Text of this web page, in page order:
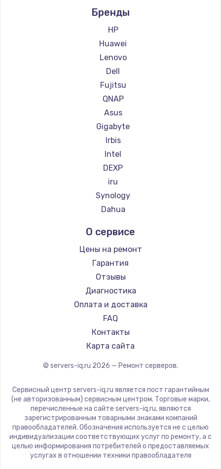
900 руб.
Заказать
Замена сенсорного датчика
1300 руб.
Заказать
Замена сигнальной лампы
1200 руб.
Заказать
Замена системной платы
Заказать
2500 руб.
Заказать
Замена электроконфорки
Заказать
Техобслуживание
1300 руб.
Заказать
Прошивка
1400 руб.
Бренды
HP
Huawei
Lenovo
Dell
Fujitsu
QNAP
Asus
Gigabyte
Irbis
Intel
DEXP
iru
Synology
Dahua
О сервисе
Цены на ремонт
Гарантия
Отзывы
Диагностика
Оплата и доставка
FAQ
Контакты
Карта сайта
© servers-iq.ru 2026 — Ремонт серверов.
Сервисный центр servers-iq.ru является пост гарантийным
(не авторизованным) сервисным центром. Торговые марки,
перечисленные на сайте servers-iq.ru, являются
зарегистрированным товарными знаками компаний
правообладателей. Обозначения используется не с целью
индивидуализации соответствующих услуг по ремонту, а с
целью информирования потребителей о предоставляемых
услугах в отношении техники правообладателя